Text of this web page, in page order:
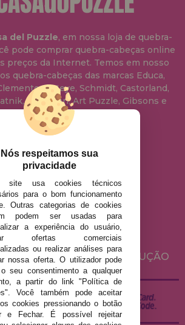
del Puzzle, em nossa loja de quebra-
pode comprar quebra-cabeças online
preços da Internet. Temos em nosso
quebra-cabeças das marcas Educa,
Heye, Schmidt, Castorland,
Anatolian, Art Puzzle, Gibsons e
muito mais.
info@casadopuzzle.pt
AVISO LEGAL
DE PRIVACIDADE
DE COOKIES
E DEVOLUÇÕES
/ DIREITO DE LIVRE RESOLUÇÃO
Nós respeitamos sua
privacidade
site usa cookies técnicos
para o bom funcionamento
Outras categorias de cookies
podem ser usadas para
a experiência do usuário,
ofertas comerciais
ou realizar análises para
nossa oferta. O utilizador pode
seu consentimento a qualquer
a partir do link "Política de
Você também pode aceitar
cookies pressionando o botão
e Fechar. É possível rejeitar